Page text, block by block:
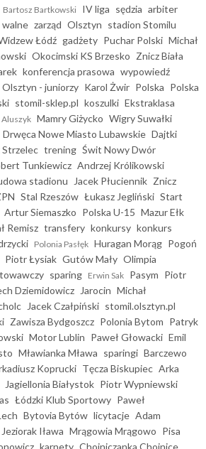
Bartosz Bartkowski IV liga sędzia arbiter
walne zarząd Olsztyn stadion Stomilu
Łódź gadżety Puchar Polski Michał
Okocimski KS Brzesko Znicz Biała
konferencja prasowa wypowiedź
Olsztyn - juniorzy Karol Żwir Polska Polska
stomil-sklep.pl koszulki Ekstraklasa
Mamry Giżycko Wigry Suwałki
Drwęca Nowe Miasto Lubawskie Dajtki
Strzelec trening Świt Nowy Dwór
Tunkiewicz Andrzej Królikowski
stadionu Jacek Płuciennik Znicz
Stal Rzeszów Łukasz Jegliński Start
Artur Siemaszko Polska U-15 Mazur Ełk
Remisz transfery konkursy konkurs
Polonia Pasłęk Huragan Morąg Pogoń
Piotr Łysiak Gutów Mały Olimpia
sparing Erwin Sak Pasym Piotr
Dziemidowicz Jarocin Michał
Jacek Czałpiński stomil.olsztyn.pl
Zawisza Bydgoszcz Polonia Bytom Patryk
Motor Lublin Paweł Głowacki Emil
Mławianka Mława sparingi Barczewo
Koprucki Tęcza Biskupiec Arka
Jagiellonia Białystok Piotr Wypniewski
Łódzki Klub Sportowy Paweł
Bytovia Bytów licytacje Adam
Jeziorak Iława Mrągowia Mrągowo Pisa
karnety Chojniczanka Chojnice